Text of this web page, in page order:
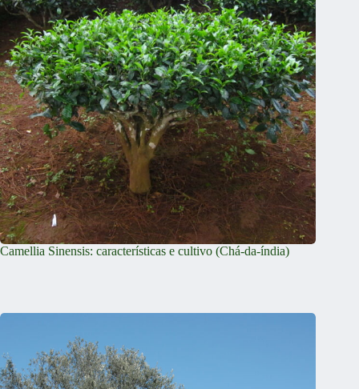
Camellia Sinensis: características e cultivo (Chá-da-índia)